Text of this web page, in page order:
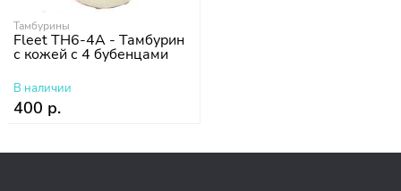
Тамбурины
Fleet TH6-4A - Тамбурин
с кожей с 4 бубенцами
В наличии
400 р.